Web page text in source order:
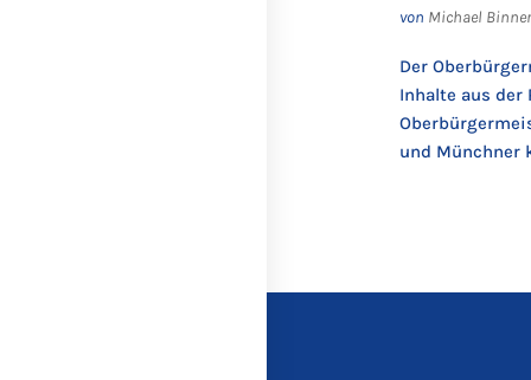
von Michael Binner
Der
Inhalte aus der
und Münchner